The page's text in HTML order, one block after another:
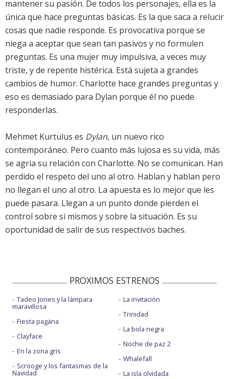
mantener su pasión. De todos los personajes, ella es la
única que hace preguntas básicas. Es la que saca a relucir
cosas que nadie responde. Es provocativa porque se
niega a aceptar que sean tan pasivos y no formulen
preguntas. Es una mujer muy impulsiva, a veces muy
triste, y de repente histérica. Está sujeta a grandes
cambios de humor. Charlotte hace grandes preguntas y
eso es demasiado para Dylan porque él no puede
responderlas.
Mehmet Kurtulus es Dylan, un nuevo rico
contemporáneo. Pero cuanto más lujosa es su vida, más
se agria su relación con Charlotte. No se comunican. Han
perdido el respeto del uno al otro. Hablan y hablan pero
no llegan el uno al otro. La apuesta es lo mejor que les
puede pasara. Llegan a un punto donde pierden el
control sobre si mismos y sobre la situación. Es su
oportunidad de salir de sus respectivos baches.
PROXIMOS ESTRENOS
Tadeo Jones y la lámpara
maravillosa
Fiesta pagäna
Clayface
En la zona gris
Scrooge y los fantasmas de la
Navidad
La invitación
Trinidad
La bola negra
Noche de paz 2
Whalefall
La isla olvidada